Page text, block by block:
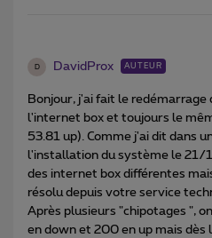
D DavidProx AUTEUR
Bonjour, j'ai fait le redémarrage
l'internet box et toujours le
53.81 up). Comme j'ai dit dans
l'installation du système le 21/
des internet box différentes
résolu depuis votre service
Après plusieurs "chipotages ",
en down et 200 en up mais